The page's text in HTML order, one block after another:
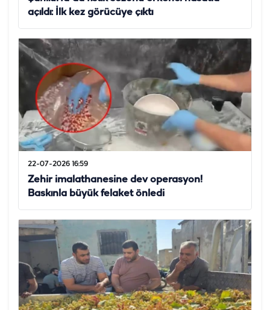
açıldı: İlk kez görücüye çıktı
22-07-2026 16:59
Zehir imalathanesine dev operasyon!
Baskınla büyük felaket önledi